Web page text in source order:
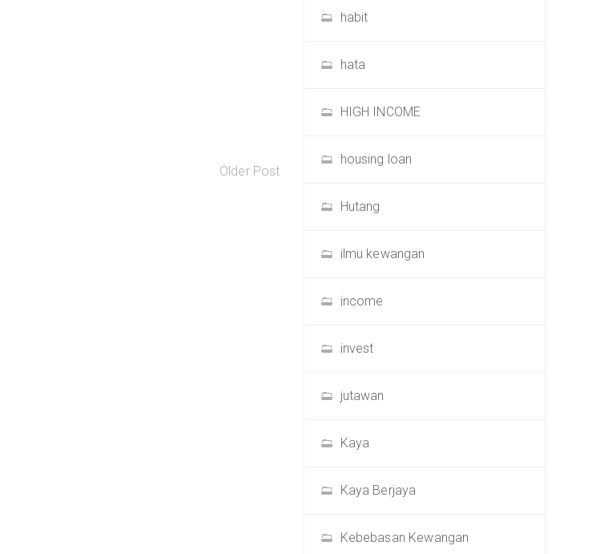
Older Post
habit
hata
HIGH INCOME
housing loan
Hutang
ilmu kewangan
income
invest
jutawan
Kaya
Kaya Berjaya
Kebebasan Kewangan